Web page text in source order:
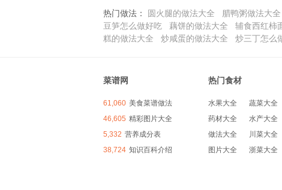
热门做法：
圆火腿的做法大全 腊鸭粥做法大全
豆笋怎么做好吃
藕饼的做法大全 辅食西红柿
糕的做法大全
炒咸蛋的做法大全 炒三丁怎么
菜谱网
61,060 美食菜谱做法
46,605 精彩图片大全
5,332 营养成分表
38,724 知识百科介绍
热门食材
水果大全
药材大全
做法大全
图片大全
蔬菜大全
水产大全
川菜大全
浙菜大全